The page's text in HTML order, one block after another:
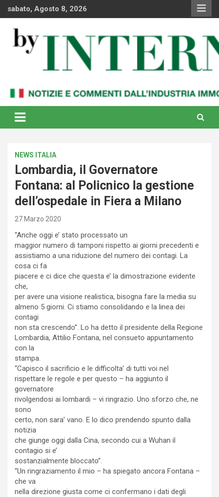
sabato, Agosto 8, 2026
By Internews
internazionale
NEWS ITALIA
Lombardia, il Governatore
Fontana: al Policnico la gestione
dell’ospedale in Fiera a Milano
27 Marzo 2020
“Anche oggi e’ stato processato un
maggior numero di tamponi rispetto ai giorni precedenti e
assistiamo a una riduzione del numero dei contagi. La
cosa ci fa
piacere e ci dice che questa e’ la dimostrazione evidente
che,
per avere una visione realistica, bisogna fare la media su
almeno 5 giorni. Ci stiamo consolidando e la linea dei
contagi
non sta crescendo”. Lo ha detto il presidente della Regione
Lombardia, Attilio Fontana, nel consueto appuntamento
con la
stampa.
“Capisco il sacrificio e le difficolta’ di tutti voi nel
rispettare le regole e per questo – ha aggiunto il
governatore
rivolgendosi ai lombardi – vi ringrazio. Uno sforzo che, ne
sono
certo, non sara’ vano. E lo dico prendendo spunto dalla
notizia
che giunge oggi dalla Cina, secondo cui a Wuhan il
contagio si e’
sostanzialmente bloccato”.
“Un ringraziamento il mio – ha spiegato ancora Fontana –
che va
nella direzione giusta come ci confermano i dati degli